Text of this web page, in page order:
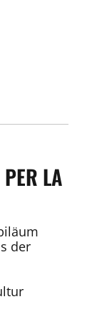
LA
der